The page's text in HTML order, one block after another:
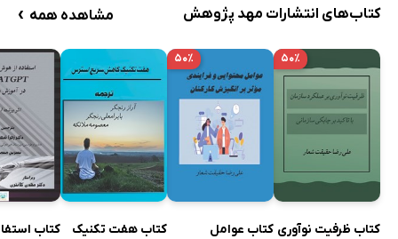
کتاب‌های انتشارات مهد پژوهش مشاهده همه ›
۵۰٪
کتاب ظرفیت نوآوری
۵۰٪
کتاب عوامل
کتاب هفت تکنیک
کتاب